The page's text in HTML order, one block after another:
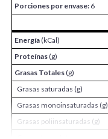
Porciones por envase: 6
Energía(kCal)
Proteínas(g)
Grasas Totales(g)
Grasas saturadas (g)
Grasas monoinsaturadas (g)
Grasas poliinsaturadas (g)